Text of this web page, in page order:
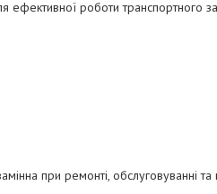
роботи транспортного
при ремонті, обслуговуванні та